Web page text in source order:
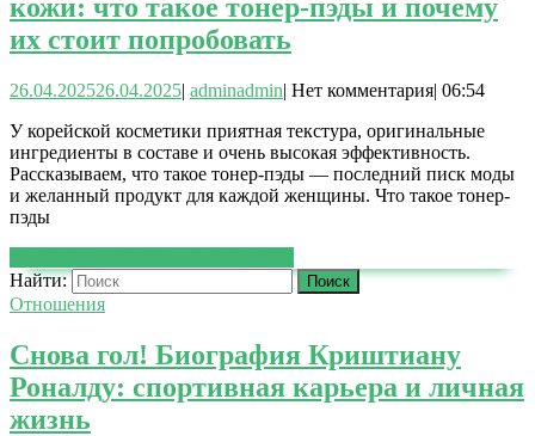
кожи: что такое тонер-пэды и почему
их стоит попробовать
26.04.202526.04.2025| adminadmin| Нет комментария| 06:54
У корейской косметики приятная текстура, оригинальные
ингредиенты в составе и очень высокая эффективность.
Рассказываем, что такое тонер-пэды — последний писк моды
и желанный продукт для каждой женщины. Что такое тонер-
пэды
Найти:
Отношения
Снова гол! Биография Криштиану
Роналду: спортивная карьера и личная
жизнь